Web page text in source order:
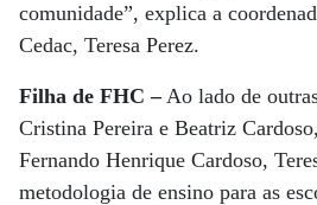
comunidade”, explica a
Cedac, Teresa Perez.
Filha de FHC –Ao lado de
Cristina Pereira e Beatriz
Fernando Henrique Cardoso,
metodologia de ensino para as